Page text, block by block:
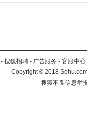
- 搜狐招聘 - 广告服务 - 客服中心
Copyright©2018
搜狐不良信息举